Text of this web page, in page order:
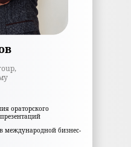
ораторского
международной бизнес-